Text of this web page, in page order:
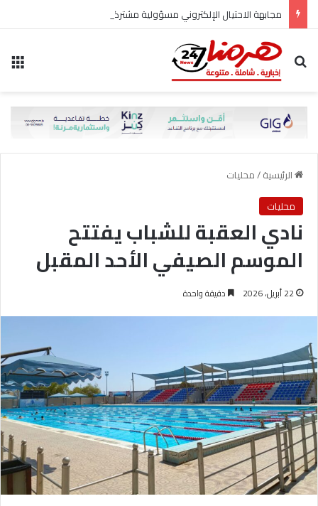
مجابهة الاحتيال الإلكتروني مسؤولية مشتركة
بحث عن
الرئيسية/محليات
محليات
نادي العقبة للشباب يفتتح
الموسم الصيفي الأحد المقبل
22 أبريل، 2026 دقيقة واحدة